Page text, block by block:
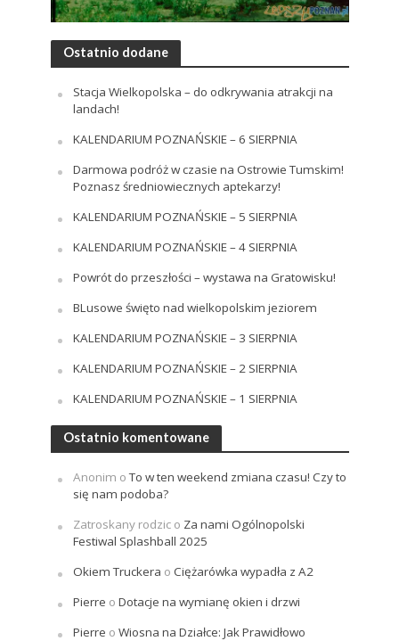
Ostatnio dodane
Stacja Wielkopolska – do odkrywania atrakcji na
landach!
KALENDARIUM POZNAŃSKIE – 6 SIERPNIA
Darmowa podróż w czasie na Ostrowie Tumskim!
Poznasz średniowiecznych aptekarzy!
KALENDARIUM POZNAŃSKIE – 5 SIERPNIA
KALENDARIUM POZNAŃSKIE – 4 SIERPNIA
Powrót do przeszłości – wystawa na Gratowisku!
BLusowe święto nad wielkopolskim jeziorem
KALENDARIUM POZNAŃSKIE – 3 SIERPNIA
KALENDARIUM POZNAŃSKIE – 2 SIERPNIA
KALENDARIUM POZNAŃSKIE – 1 SIERPNIA
Ostatnio komentowane
Anonim oTo w ten weekend zmiana czasu! Czy to
się nam podoba?
Zatroskany rodzico Za nami Ogólnopolski
Festiwal Splashball 2025
Okiem Truckera o Ciężarówka wypadła z A2
Pierre o Dotacje na wymianę okien i drzwi
Pierre o Wiosna na Działce: Jak Prawidłowo